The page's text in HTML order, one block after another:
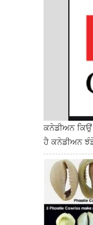
ਕਨੇਡੀਅਨ ਕਿਉਂ
ਹੈ ਕਨੇਡੀਅਨ